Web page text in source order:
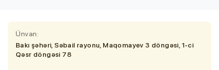
Ünvan:
Bakı şəhəri, Səbail rayonu, Maqomayev 3 döngəsi, 1-ci
Qəsr döngəsi 78